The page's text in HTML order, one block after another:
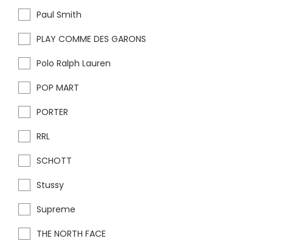
Paul Smith
PLAY COMME DES GARONS
Polo Ralph Lauren
POP MART
PORTER
RRL
SCHOTT
Stussy
Supreme
THE NORTH FACE